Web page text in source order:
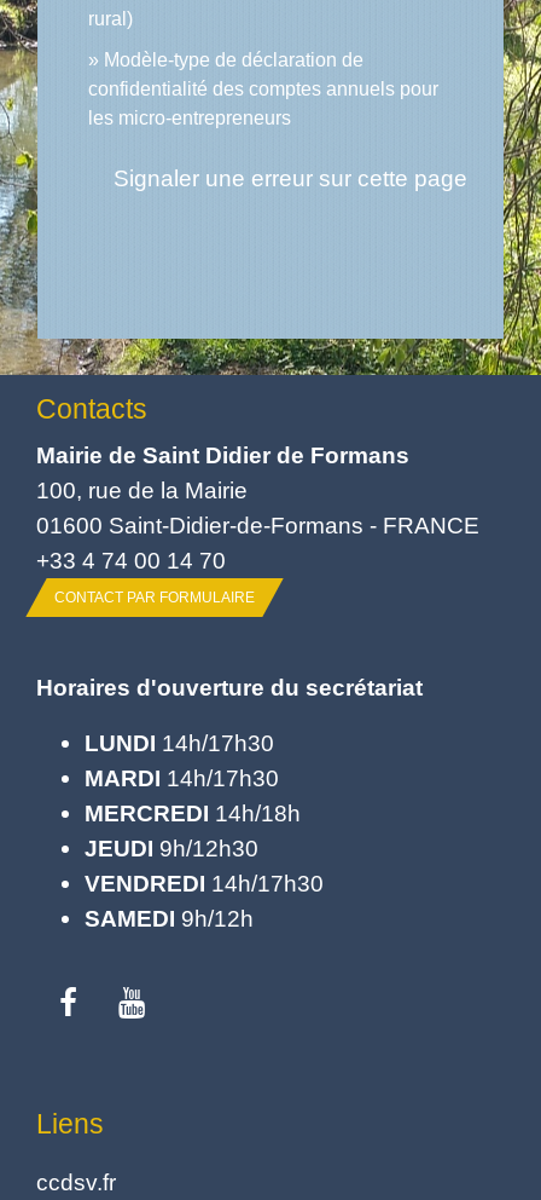
rural)
Modèle-type de déclaration de
confidentialité des comptes annuels pour
les micro-entrepreneurs
Signaler une erreur sur cette page
Contacts
Mairie de Saint Didier de Formans
100, rue de la Mairie
01600 Saint-Didier-de-Formans - FRANCE
+33 4 74 00 14 70
CONTACT PAR FORMULAIRE
Horaires d'ouverture du secrétariat
LUNDI 14h/17h30
MARDI 14h/17h30
MERCREDI 14h/18h
JEUDI 9h/12h30
VENDREDI 14h/17h30
SAMEDI 9h/12h
Liens
ccdsv.fr